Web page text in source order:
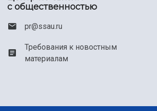
с общественностью
pr@ssau.ru
Требования к новостным
материалам